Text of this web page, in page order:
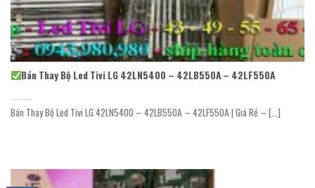
Bán Thay Bộ Led Tivi LG 42LN5400 – 42LB550A – 42LF550A
Bán Thay Bộ Led Tivi LG 42LN5400 – 42LB550A – 42LF550A | Giá Rẻ – [...]